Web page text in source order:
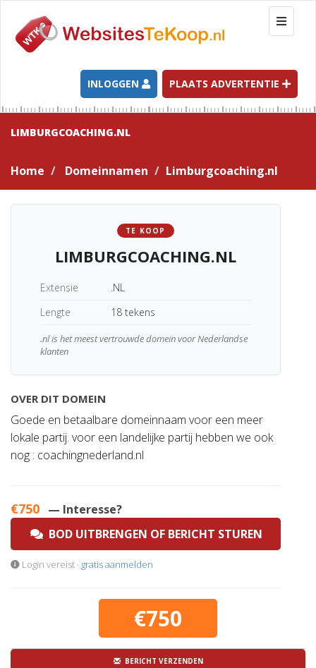
T
o
g
l
e
n
g
a
t
INLOGGEN PLAATS ADVERTENTIE
LIMBURGCOACHING.NL
Home Domeinnamen Limburgcoaching.nl
TE KOOP
LIMBURGCOACHING.NL
Extensie
.NL
Lengte
18 tekens
.nl is het meest vertrouwde domein voor Nederlandse
klanten
OVER DIT DOMEIN
Goede en betaalbare domeinnaam voor een meer
lokale partij. voor een landelijke partij hebben we ook
nog : coachingnederland.nl
€750 — Interesse?
BOD UITBRENGEN OF BERICHT STUREN
Login vereist · gratis aanmelden
€750
BERICHT VERZENDEN